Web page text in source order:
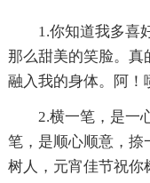
1.你知道我多喜
那么甜美的笑脸。真
融入我的身体。阿！
2.横一笔，是一
笔，是顺心顺意，捺
树人，元宵佳节祝你